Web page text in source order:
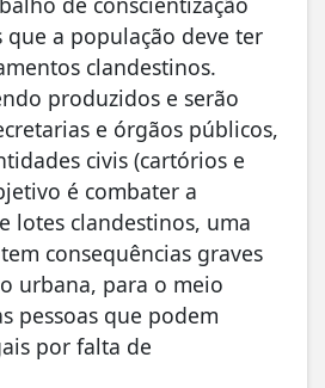
que a população deve ter
clandestinos.
produzidos e serão
e órgãos públicos,
civis (cartórios e
é combater a
lotes clandestinos, uma
consequências graves
urbana, para o meio
pessoas que podem
por falta de